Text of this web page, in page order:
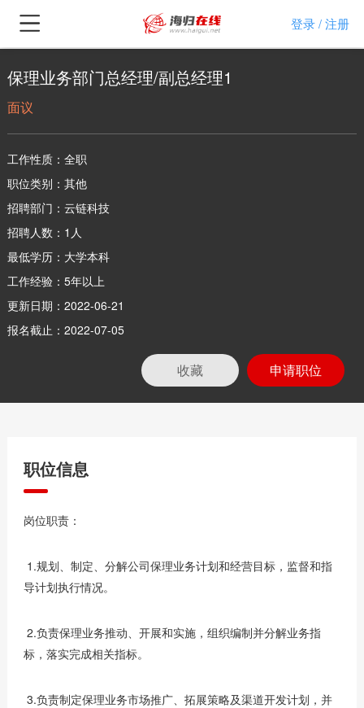
登录 /注册
保理业务部门总经理/副总经理1
面议
工作性质：全职
职位类别：其他
招聘部门：云链科技
招聘人数：1人
最低学历：大学本科
工作经验：5年以上
更新日期：2022-06-21
报名截止：2022-07-05
收藏 申请职位
职位信息
岗位职责：
1.规划、制定、分解公司保理业务计划和经营目标，监督和指
导计划执行情况。
2.负责保理业务推动、开展和实施，组织编制并分解业务指
标，落实完成相关指标。
3.负责制定保理业务市场推广、拓展策略及渠道开发计划，并